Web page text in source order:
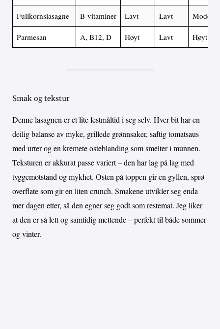
Fullkornslasagne B-vitaminer Lavt Lavt Moderat
Parmesan A, B12, D Høyt Lavt Høyt
Smak og tekstur
Denne lasagnen er et lite festmåltid i seg selv. Hver bit har en
deilig balanse av myke, grillede grønnsaker, saftig tomatsaus
med urter og en kremete osteblanding som smelter i munnen.
Teksturen er akkurat passe variert – den har lag på lag med
tyggemotstand og mykhet. Osten på toppen gir en gyllen, sprø
overflate som gir en liten crunch. Smakene utvikler seg enda
mer dagen etter, så den egner seg godt som restemat. Jeg liker
at den er så lett og samtidig mettende – perfekt til både sommer
og vinter.